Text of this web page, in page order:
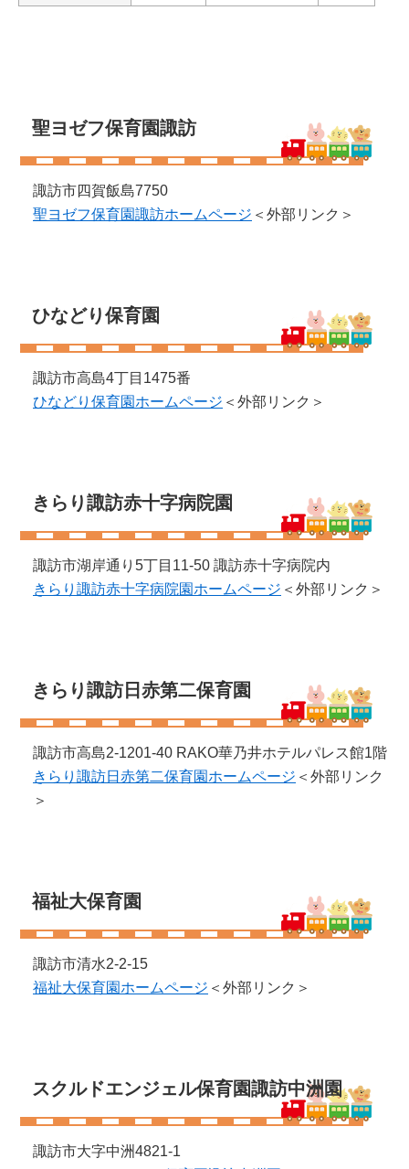
聖ヨゼフ保育園諏訪
諏訪市四賀飯島7750
聖ヨゼフ保育園諏訪ホームページ ＜外部リンク＞
ひなどり保育園
諏訪市高島4丁目1475番
ひなどり保育園ホームページ ＜外部リンク＞
きらり諏訪赤十字病院園
諏訪市湖岸通り5丁目11-50 諏訪赤十字病院内
きらり諏訪赤十字病院園ホームページ ＜外部リンク＞
きらり諏訪日赤第二保育園
諏訪市高島2-1201-40 RAKO華乃井ホテルパレス館1階
きらり諏訪日赤第二保育園ホームページ ＜外部リンク
＞
福祉大保育園
諏訪市清水2-2-15
福祉大保育園ホームページ ＜外部リンク＞
スクルドエンジェル保育園諏訪中洲園
諏訪市大字中洲4821-1